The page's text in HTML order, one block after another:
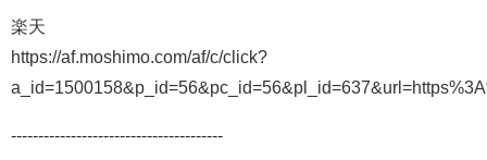
楽天
https://af.moshimo.com/af/c/click?
---------------------------------------